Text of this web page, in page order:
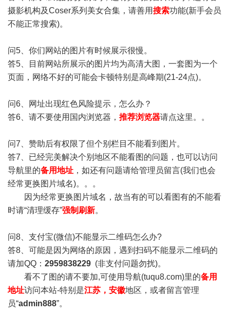
摄影机构及Coser系列美女合集，请善用搜索功能(新手会员
不能正常搜索)。
问5、你们网站的图片有时候展示很慢。
答5、目前网站所展示的图片均为高清大图，一套图为一个
页面，网络不好的可能会卡顿特别是高峰期(21-24点)。
问6、网址出现红色风险提示，怎么办？
答6、请不要使用国内浏览器， 推荐浏览器请点这里。。
问7、赞助后有权限了但个别栏目不能看到图片。
答7、已经完美解决个别地区不能看图的问题，也可以访问
导航里的备用地址 ，如还有问题请给管理员留言(我们也会
经常更换图片域名)。。。
因为经常更换图片域名，故当有的可以看图有的不能看
时请“清理缓存”强制刷新。
问8、支付宝(微信)不能显示二维码怎么办?
答8、可能是因为网络的原因，遇到扫码不能显示二维码的
请加QQ： 2959838229 (非支付问题勿扰)。
看不了图的请不要加,可使用导航(tuqu8.com)里的备用
地址访问本站-特别是江苏，安徽地区，或者留言管理
员“admin888”。